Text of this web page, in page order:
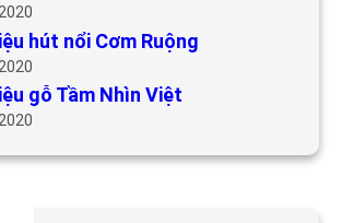
hút nổi Cơm Ruộng
gỗ Tầm Nhìn Việt